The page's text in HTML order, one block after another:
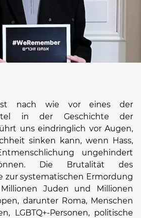
nach wie vor eines der
in der Geschichte der
uns eindringlich vor Augen,
sinken kann, wenn Hass,
ungehindert
Die Brutalität des
zur systematischen Ermordung
Juden und Millionen
darunter Roma, Menschen
LGBTQ+-Personen, politische